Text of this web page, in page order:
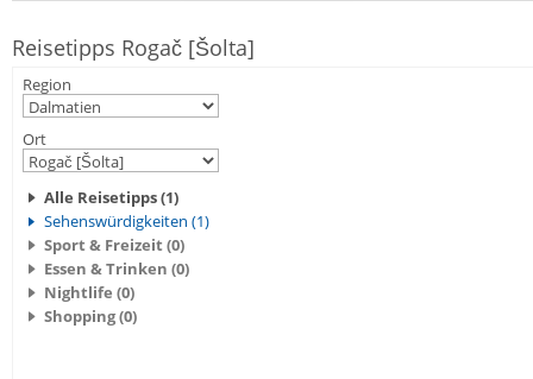
Reisetipps Rogač [Šolta]
Region
Ort
Alle Reisetipps (1)
Sehenswürdigkeiten (1)
Sport & Freizeit (0)
Essen & Trinken (0)
Nightlife (0)
Shopping (0)